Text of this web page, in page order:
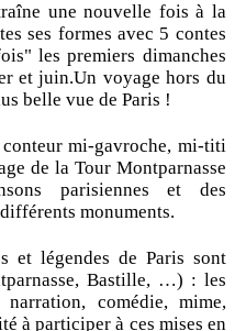
une nouvelle fois à la
ses formes avec 5 contes
les premiers dimanches
et juin.Un voyage hors du
belle vue de Paris !
mi-gavroche, mi-titi
de la Tour Montparnasse
parisiennes et des
monuments.
et légendes de Paris sont
Bastille, …) : les
comédie, mime,
à participer à ces mises en